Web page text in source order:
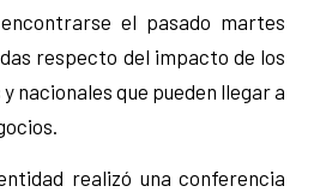
el pasado martes
respecto del impacto de los
nacionales que pueden llegar a
realizó una conferencia